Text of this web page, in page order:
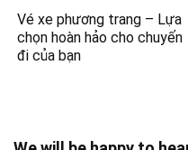
Vé xe phương trang – Lựa
chọn hoàn hảo cho chuyến
đi của bạn